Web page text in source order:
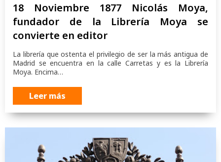
18 Noviembre 1877 Nicolás Moya,
fundador de la Librería Moya se
convierte en editor
La librería que ostenta el privilegio de ser la más antigua de
Madrid se encuentra en la calle Carretas y es la Librería
Moya. Encima…
Leer más